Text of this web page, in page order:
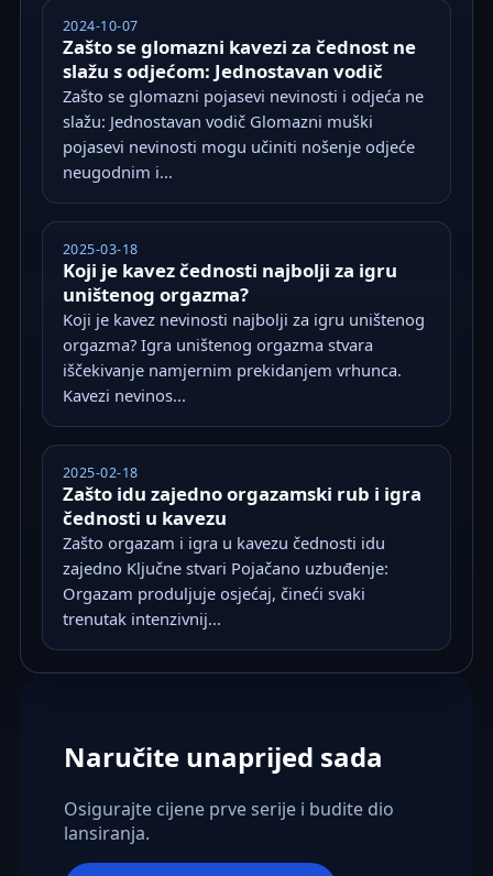
2024-10-07
Zašto se glomazni kavezi za čednost ne
slažu s odjećom: Jednostavan vodič
Zašto se glomazni pojasevi nevinosti i odjeća ne
slažu: Jednostavan vodič Glomazni muški
pojasevi nevinosti mogu učiniti nošenje odjeće
neugodnim i...
2025-03-18
Koji je kavez čednosti najbolji za igru
uništenog orgazma?
Koji je kavez nevinosti najbolji za igru uništenog
orgazma? Igra uništenog orgazma stvara
iščekivanje namjernim prekidanjem vrhunca.
Kavezi nevinos...
2025-02-18
Zašto idu zajedno orgazamski rub i igra
čednosti u kavezu
Zašto orgazam i igra u kavezu čednosti idu
zajedno Ključne stvari Pojačano uzbuđenje:
Orgazam produljuje osjećaj, čineći svaki
trenutak intenzivnij...
Naručite unaprijed sada
Osigurajte cijene prve serije i budite dio
lansiranja.